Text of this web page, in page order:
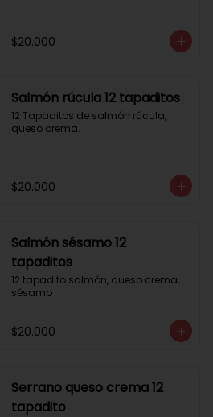
$20.000
Salmón rúcula 12 tapaditos
12 Tapaditos de salmón rúcula,
queso crema.
$20.000
Salmón sésamo 12
tapaditos
12 tapadito salmón, queso crema,
sésamo
$20.000
Serrano queso crema 12
tapadito